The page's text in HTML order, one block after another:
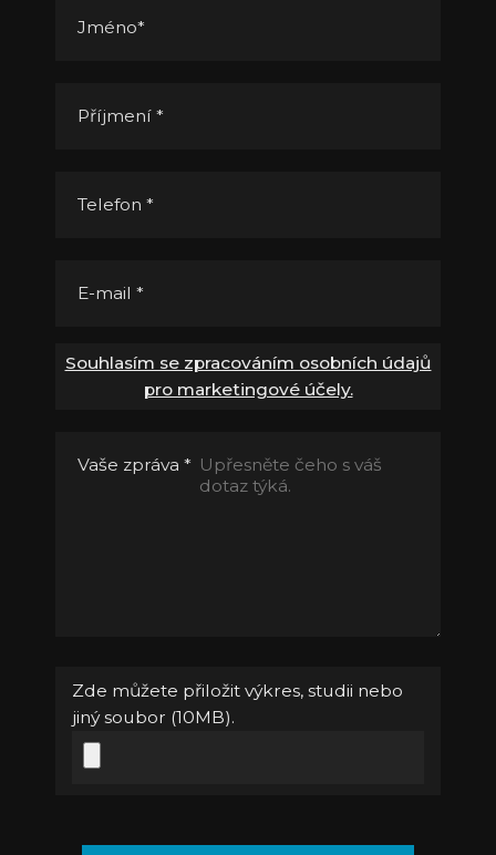
Jméno*
Příjmení *
Telefon *
E-mail *
Souhlasím se zpracováním osobních údajů
pro marketingové účely.
Vaše zpráva *
Zde můžete přiložit výkres, studii nebo
jiný soubor (10MB).